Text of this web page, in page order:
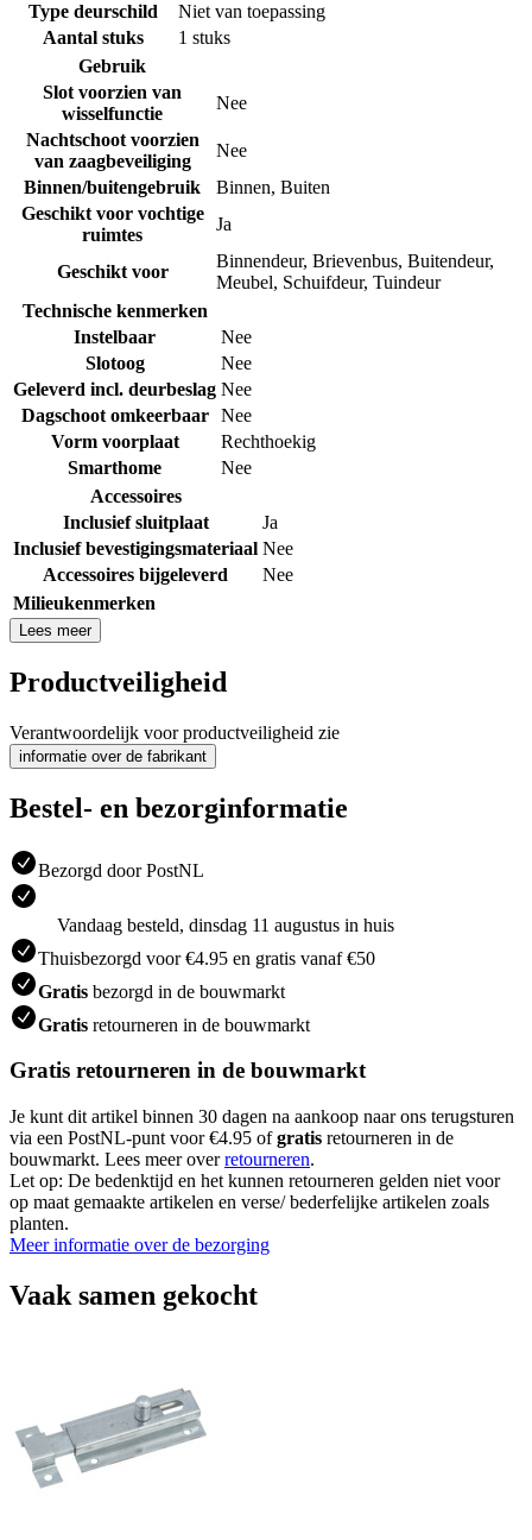
Type deurschild
Niet van toepassing
Aantal stuks
1 stuks
Gebruik
Slot voorzien van
wisselfunctie
Nee
Nachtschoot voorzien
van zaagbeveiliging
Nee
Binnen/buitengebruik
Binnen, Buiten
Geschikt voor vochtige
ruimtes
Ja
Geschikt voor
Binnendeur, Brievenbus, Buitendeur,
Meubel, Schuifdeur, Tuindeur
Technische kenmerken
Instelbaar
Nee
Slotoog
Nee
Geleverd incl. deurbeslag Nee
Dagschoot omkeerbaar
Nee
Vorm voorplaat
Rechthoekig
Smarthome
Nee
Accessoires
Inclusief sluitplaat
Ja
Inclusief bevestigingsmateriaal Nee
Accessoires bijgeleverd
Nee
Milieukenmerken
Lees meer
Productveiligheid
Verantwoordelijk voor productveiligheid zie
informatie over de fabrikant
Bestel- en bezorginformatie
Bezorgd door PostNL
Vandaag besteld, dinsdag 11 augustus in huis
Thuisbezorgd voor €4.95 en gratis vanaf €50
Gratis bezorgd in de bouwmarkt
Gratis retourneren in de bouwmarkt
Gratis retourneren in de bouwmarkt
Je kunt dit artikel binnen 30 dagen na aankoop naar ons terugsturen
via een PostNL-punt voor €4.95 ofgratis retourneren in de
bouwmarkt. Lees meer overretourneren.
Let op: De bedenktijd en het kunnen retourneren gelden niet voor
op maat gemaakte artikelen en verse/ bederfelijke artikelen zoals
planten.
Meer informatie over de bezorging
Vaak samen gekocht